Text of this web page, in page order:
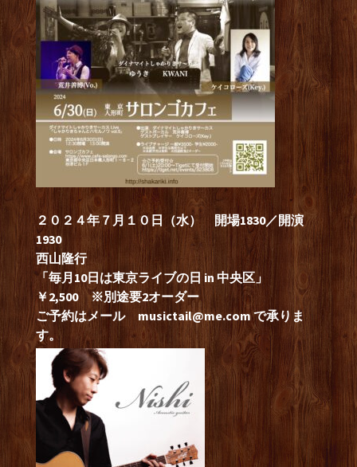
２０２４年７月１０日（水） 開場1830／開演
1930
西山隆行
「毎月10日は東京ライブの日 in 中央区」
￥2,500 ※別途要2オーダー
ご予約はメール musictail@me.comで承りま
す。